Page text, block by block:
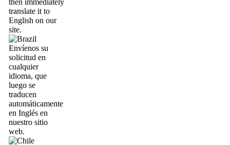
then immediately
translate it to
English on our
site.
Envíenos su
solicitud en
cualquier
idioma, que
luego se
traducen
automáticamente
en Inglés en
nuestro sitio
web.